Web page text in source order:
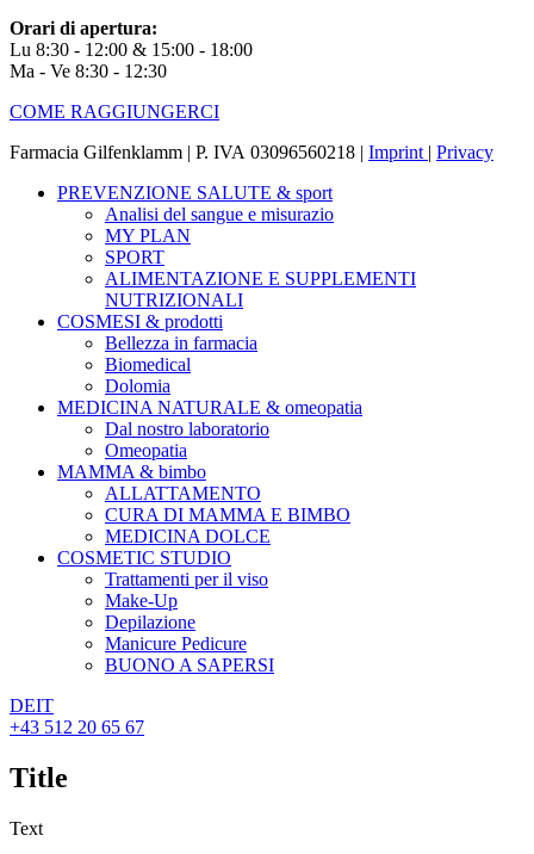
Orari di apertura:
Lu 8:30 - 12:00 & 15:00 - 18:00
Ma - Ve 8:30 - 12:30
COME RAGGIUNGERCI
Farmacia Gilfenklamm | P. IVA 03096560218 | Imprint | Privacy
PREVENZIONE SALUTE & sport
Analisi del sangue e misurazio
MY PLAN
SPORT
ALIMENTAZIONE E SUPPLEMENTI
NUTRIZIONALI
COSMESI & prodotti
Bellezza in farmacia
Biomedical
Dolomia
MEDICINA NATURALE & omeopatia
Dal nostro laboratorio
Omeopatia
MAMMA & bimbo
ALLATTAMENTO
CURA DI MAMMA E BIMBO
MEDICINA DOLCE
COSMETIC STUDIO
Trattamenti per il viso
Make-Up
Depilazione
Manicure Pedicure
BUONO A SAPERSI
DEIT
+43 512 20 65 67
Title
Text